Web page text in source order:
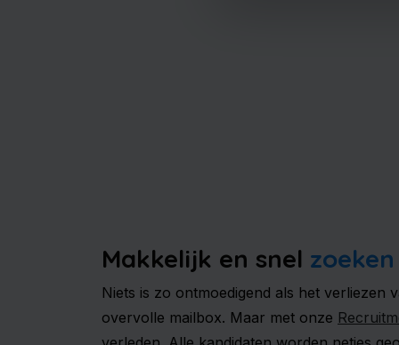
Makkelijk en snel zoeken
Niets is zo ontmoedigend als het verliezen
overvolle mailbox. Maar met onze